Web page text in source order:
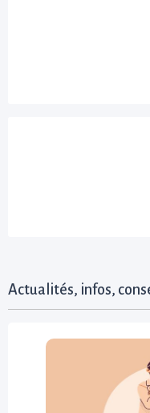
Actualités, infos,